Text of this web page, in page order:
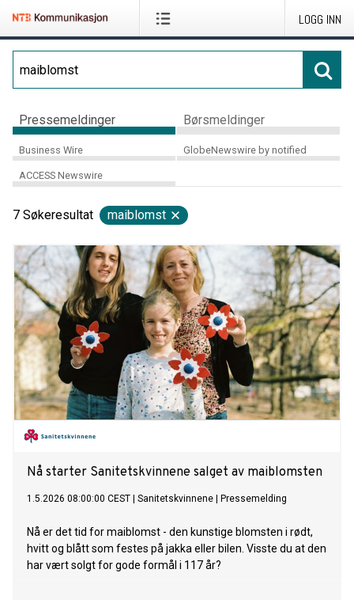
LOGG INN
Pressemeldinger Børsmeldinger
Business Wire GlobeNewswire by notified
ACCESS Newswire
7 Søkeresultat maiblomst
Nå starter Sanitetskvinnene salget av maiblomsten
1.5.2026 08:00:00 CEST Sanitetskvinnene Pressemelding
Nå er det tid for maiblomst - den kunstige blomsten i rødt,
hvitt og blått som festes på jakka eller bilen. Visste du at den
har vært solgt for gode formål i 117 år?